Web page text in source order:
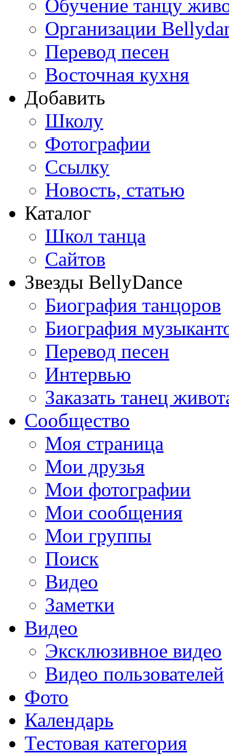
Обучение танцу
Организации
Перевод песен
Восточная кухня
Добавить
Школу
Фотографии
Ссылку
Новость, статью
Каталог
Школ танца
Сайтов
Звезды BellyDance
Биография танцоров
Биография
Перевод песен
Интервью
Заказать танец
Сообщество
Моя страница
Мои друзья
Мои фотографии
Мои сообщения
Мои группы
Поиск
Видео
Заметки
Видео
Эксклюзивное видео
Видео пользователей
Фото
Календарь
Тестовая категория